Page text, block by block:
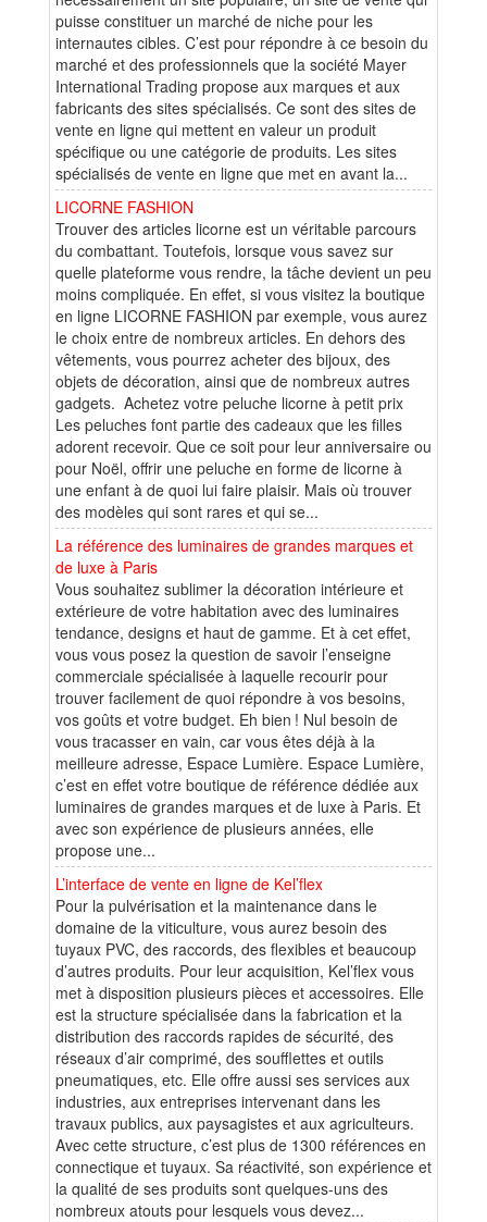
puisse constituer un marché de niche pour les
internautes cibles. C’est pour répondre à ce besoin du
marché et des professionnels que la société Mayer
International Trading propose aux marques et aux
fabricants des sites spécialisés. Ce sont des sites de
vente en ligne qui mettent en valeur un produit
spécifique ou une catégorie de produits. Les sites
spécialisés de vente en ligne que met en avant la...
LICORNE FASHION
Trouver des articles licorne est un véritable parcours
du combattant. Toutefois, lorsque vous savez sur
quelle plateforme vous rendre, la tâche devient un peu
moins compliquée. En effet, si vous visitez la boutique
en ligne LICORNE FASHION par exemple, vous aurez
le choix entre de nombreux articles. En dehors des
vêtements, vous pourrez acheter des bijoux, des
objets de décoration, ainsi que de nombreux autres
gadgets. Achetez votre peluche licorne à petit prix
Les peluches font partie des cadeaux que les filles
adorent recevoir. Que ce soit pour leur anniversaire ou
pour Noël, offrir une peluche en forme de licorne à
une enfant à de quoi lui faire plaisir. Mais où trouver
des modèles qui sont rares et qui se...
La référence des luminaires de grandes marques et
de luxe à Paris
Vous souhaitez sublimer la décoration intérieure et
extérieure de votre habitation avec des luminaires
tendance, designs et haut de gamme. Et à cet effet,
vous vous posez la question de savoir l’enseigne
commerciale spécialisée à laquelle recourir pour
trouver facilement de quoi répondre à vos besoins,
vos goûts et votre budget. Eh bien ! Nul besoin de
vous tracasser en vain, car vous êtes déjà à la
meilleure adresse, Espace Lumière. Espace Lumière,
c’est en effet votre boutique de référence dédiée aux
luminaires de grandes marques et de luxe à Paris. Et
avec son expérience de plusieurs années, elle
propose une...
L’interface de vente en ligne de Kel’flex
Pour la pulvérisation et la maintenance dans le
domaine de la viticulture, vous aurez besoin des
tuyaux PVC, des raccords, des flexibles et beaucoup
d’autres produits. Pour leur acquisition, Kel’flex vous
met à disposition plusieurs pièces et accessoires. Elle
est la structure spécialisée dans la fabrication et la
distribution des raccords rapides de sécurité, des
réseaux d’air comprimé, des soufflettes et outils
pneumatiques, etc. Elle offre aussi ses services aux
industries, aux entreprises intervenant dans les
travaux publics, aux paysagistes et aux agriculteurs.
Avec cette structure, c’est plus de 1300 références en
connectique et tuyaux. Sa réactivité, son expérience et
la qualité de ses produits sont quelques-uns des
nombreux atouts pour lesquels vous devez...